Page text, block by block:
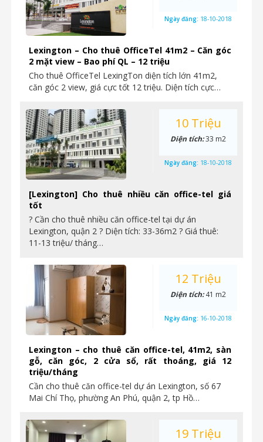
Lexington – Cho thuê OfficeTel 41m2 – Căn góc
2 mặt view – Bao phí QL – 12 triệu
Cho thuê OfficeTel LexingTon diện tích lớn 41m2,
căn góc 2 view, giá cực tốt 12 triệu. Diện tích cực…
Ngày đăng: 18-10-2018
[Lexington] Cho thuê nhiều căn office-tel giá
tốt
? Cần cho thuê nhiều căn office-tel tại dự án
Lexington, quận 2 ? Diện tích: 33-36m2 ? Giá thuê:
11-13 triệu/ tháng…
10 Triệu
Diện tích:33 m2
Ngày đăng: 18-10-2018
Lexington – cho thuê căn office-tel, 41m2, sàn
gỗ, căn góc, 2 cửa sổ, rất thoáng, giá 12
triệu/tháng
Cần cho thuê căn office-tel dự án Lexington, số 67
Mai Chí Thọ, phường An Phú, quận 2, tp Hồ…
12 Triệu
Diện tích:41 m2
Ngày đăng: 16-10-2018
19 Triệu